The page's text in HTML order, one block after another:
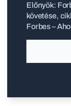
Előnyök:
követése,
Forbes –